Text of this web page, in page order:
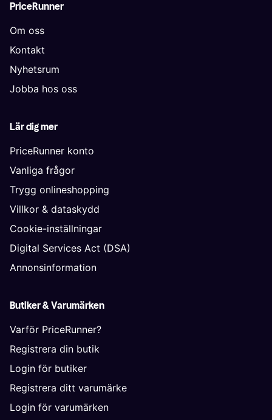
PriceRunner
Om oss
Kontakt
Nyhetsrum
Jobba hos oss
Lär dig mer
PriceRunner konto
Vanliga frågor
Trygg onlineshopping
Villkor & dataskydd
Cookie-inställningar
Digital Services Act (DSA)
Annonsinformation
Butiker & Varumärken
Varför PriceRunner?
Registrera din butik
Login för butiker
Registrera ditt varumärke
Login för varumärken